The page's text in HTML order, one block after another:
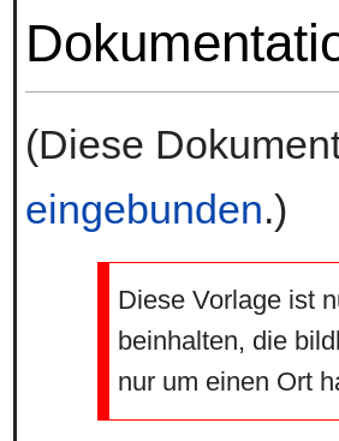
(Diese
eingebunden.)
Diese Vorlage ist
beinhalten, die
nur um einen Ort